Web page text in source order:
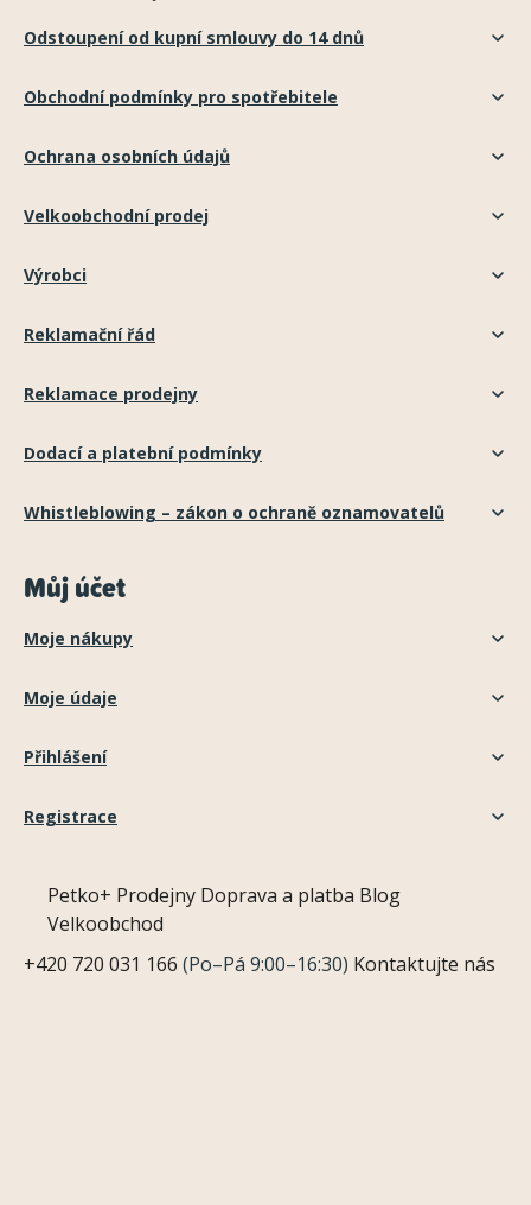
Odstoupení od kupní smlouvy do 14 dnů
Obchodní podmínky pro spotřebitele
Ochrana osobních údajů
Velkoobchodní prodej
Výrobci
Reklamační řád
Reklamace prodejny
Dodací a platební podmínky
Whistleblowing – zákon o ochraně oznamovatelů
Můj účet
Moje nákupy
Moje údaje
Přihlášení
Registrace
Petko+ Prodejny Doprava a platba Blog
Velkoobchod
+420 720 031 166 (Po–Pá 9:00–16:30) Kontaktujte nás